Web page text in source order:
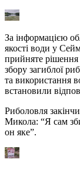
За інформацією
якості води у
прийняте рішення
збору загиблої
та використання
встановили
Риболовля
Микола: “Я сам
он яке”.